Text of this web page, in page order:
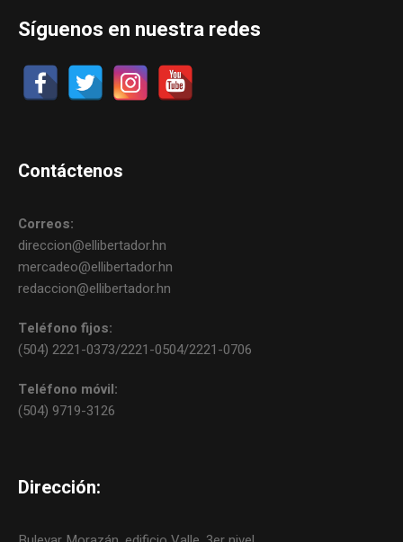
Síguenos en nuestra redes
Contáctenos
Correos:
direccion@ellibertador.hn
mercadeo@ellibertador.hn
redaccion@ellibertador.hn
Teléfono fijos:
(504) 2221-0373/2221-0504/2221-0706
Teléfono móvil:
(504) 9719-3126
Dirección: